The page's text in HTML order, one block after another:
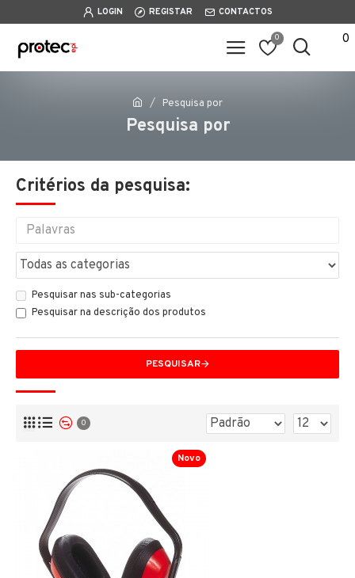
LOGIN REGISTAR CONTACTOS
0 0
Pesquisa por
Pesquisa por
Critérios da pesquisa:
Pesquisar nas sub-categorias
Pesquisar na descrição dos produtos
PESQUISAR
0
Novo